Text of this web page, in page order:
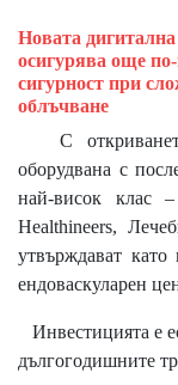
Новата
осигурява още
сигурност при
облъчване
С откриването
оборудвана с
най-висок клас
Healthineers,
утвърждават
ендоваскуларен
Инвестицията е
дългогодишните